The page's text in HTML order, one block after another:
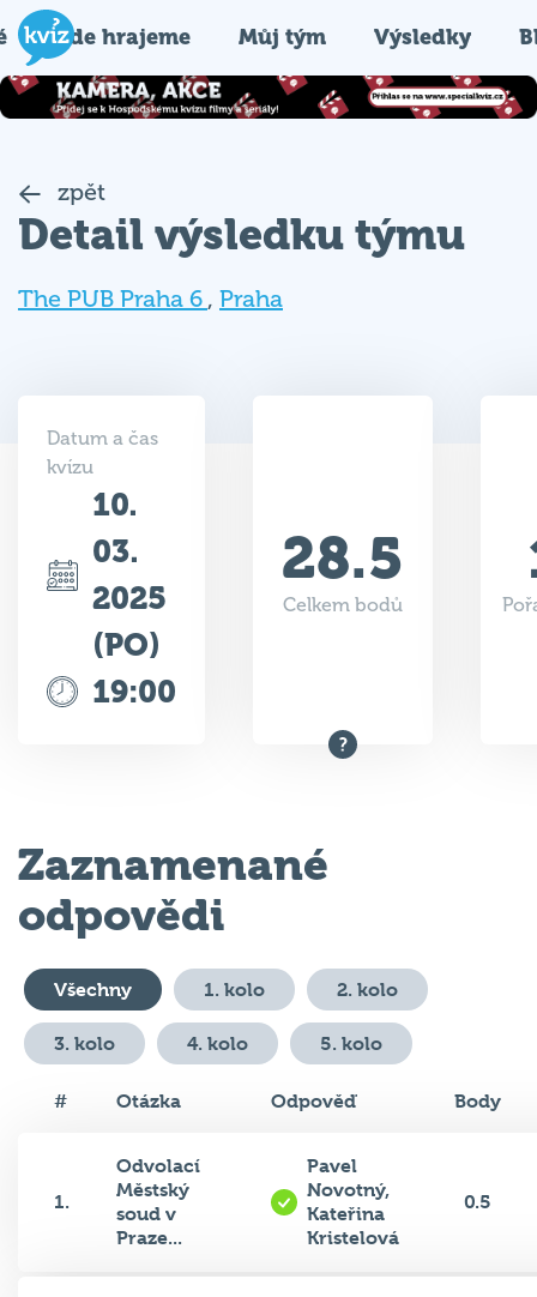
Kde hrajeme Můj tým Výsledky
zpět
Detail výsledku týmu
The PUB Praha 6 , Praha
Datum a čas
kvízu
10.
03.
2025
(PO)
19:00
28.5
Celkem bodů
Zaznamenané
odpovědi
Všechny 1. kolo 2. kolo
3. kolo 4. kolo 5. kolo
# Otázka Odpověď Body
1.
Odvolací
Městský
soud v
Praze...
Pavel
Novotný,
Kateřina
Kristelová
0.5